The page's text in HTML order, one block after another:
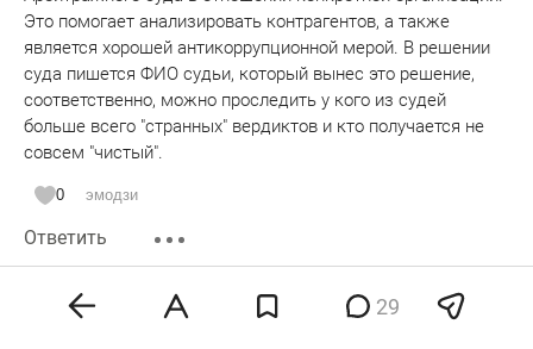
Это помогает анализировать контрагентов, а также
является хорошей антикоррупционной мерой. В решении
суда пишется ФИО судьи, который вынес это решение,
соответственно, можно проследить у кого из судей
больше всего "странных" вердиктов и кто получается не
совсем "чистый".
0 эмодзи
Ответить
Анонимно 29